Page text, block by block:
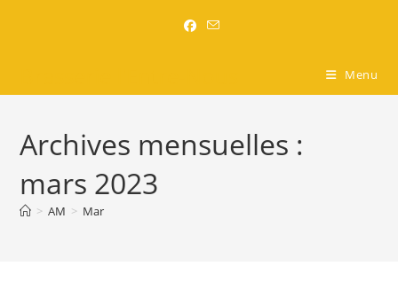
Menu
Archives mensuelles :
mars 2023
> AM > Mar